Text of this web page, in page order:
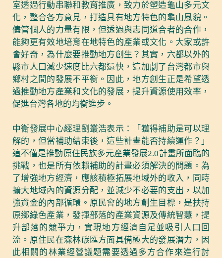
室透過行動串聯和教育推廣，致力於塑造龜山多元文
化，整合各方意見，打造具有地方特色的龜山風貌。
儘管個人的力量有限，但透過與志同道合者的合作，
能夠更有效地培育在地特色的產業或文化。大家或許
會好奇，為什麼要推動地方創生？其實，六都以外的
縣市人口減少速度比六都還快，這加劇了台灣都市與
鄉村之間的發展不平衡。因此，地方創生正是希望透
過推動地方產業和文化的發展，提升資源使用效率，
促進台灣各地的均衡進步。
中衛發展中心經理劉叢浩表示：「獲得補助是可以理
解的，但當補助結束後，這些計畫能否持續運作？」
這不僅是推動原住民族多元產業發展2.0計畫所面臨的
挑戰，也是所有依賴補助的計畫必須解決的問題。為
了增強地方經濟，應該積極拓展地域外的收入，同時
擴大地域內的資源分配，並減少不必要的支出，以加
強資金的內部循環。原民會的地方創生目標，是扶持
原鄉綠色產業，發揮部落的產業資源及傳統智慧，提
升部落的競爭力，實現地方經濟自足並吸引人口回
流。原住民在森林碳匯方面具備極大的發展潛力，因
此相關的林業經營議題需要透過多方合作來進行討